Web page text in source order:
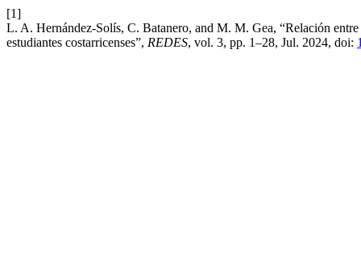
[1]
L. A. Hernández-Solís, C. Batanero, and M. M. Gea, “Relación
estudiantes costarricenses”, REDES, vol. 3, pp. 1–28, Jul. 2024, doi: